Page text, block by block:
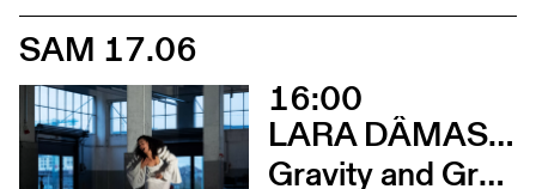
SAM 17.06
16:00
LARA DÂMASO AVEC LUDWIG ABRAHAM
Gravity and Grace